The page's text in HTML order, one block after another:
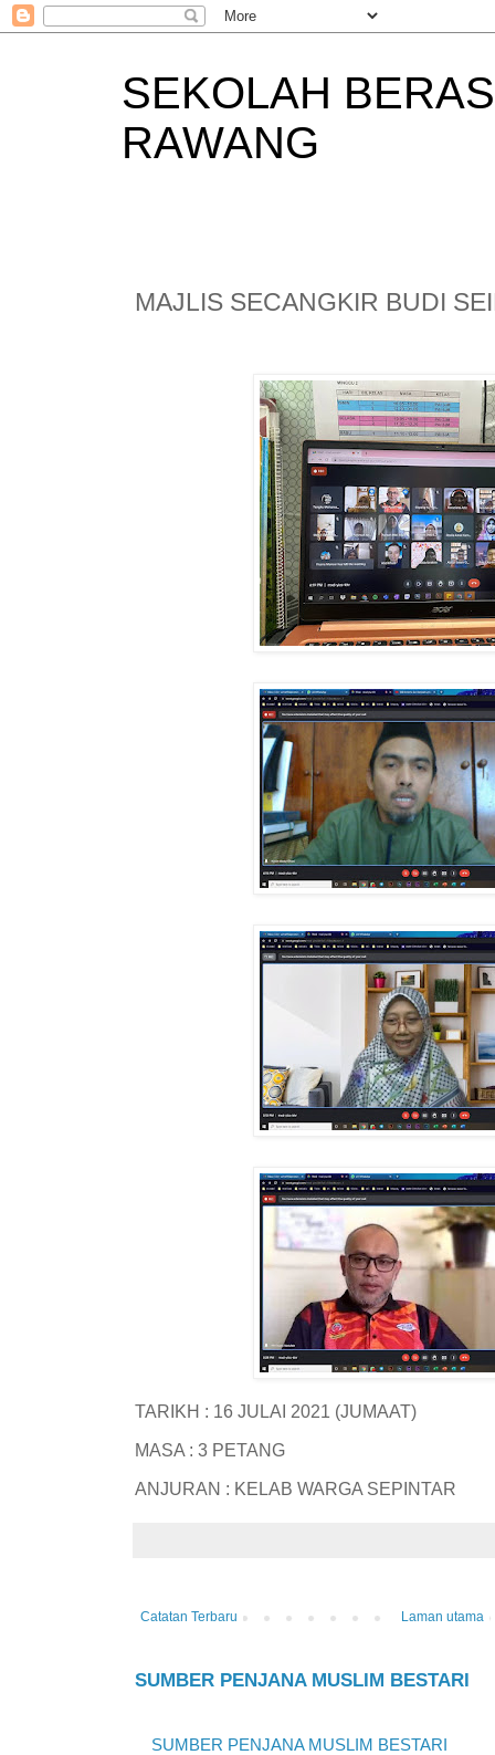
SEKOLAH
RAWANG
MAJLIS SECANGKIR BUDI
TARIKH : 16 JULAI 2021 (JUMAAT)
MASA : 3 PETANG
ANJURAN : KELAB WARGA SEPINTAR
Catatan Terbaru Laman utama
SUMBER PENJANA MUSLIM BESTARI
SUMBER PENJANA MUSLIM BESTARI